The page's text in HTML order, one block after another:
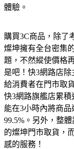
體驗。
購買3C商品，除了
燦坤擁有全台密集
題，不然縱使價格
是吧！快3網路店
給消費者在門市取
快3網路旗艦店累
能在3小時內將商
99.5%。另外，整
的燦坤門市取貨，
感的服務！